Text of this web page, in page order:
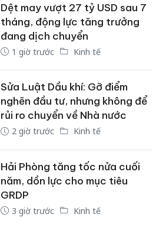
Dệt may vượt 27 tỷ USD sau 7
tháng, động lực tăng trưởng
đang dịch chuyển
1 giờ trước Kinh tế
Sửa Luật Dầu khí: Gỡ điểm
nghẽn đầu tư, nhưng không để
rủi ro chuyển về Nhà nước
2 giờ trước Kinh tế
Hải Phòng tăng tốc nửa cuối
năm, dồn lực cho mục tiêu
GRDP
3 giờ trước Kinh tế